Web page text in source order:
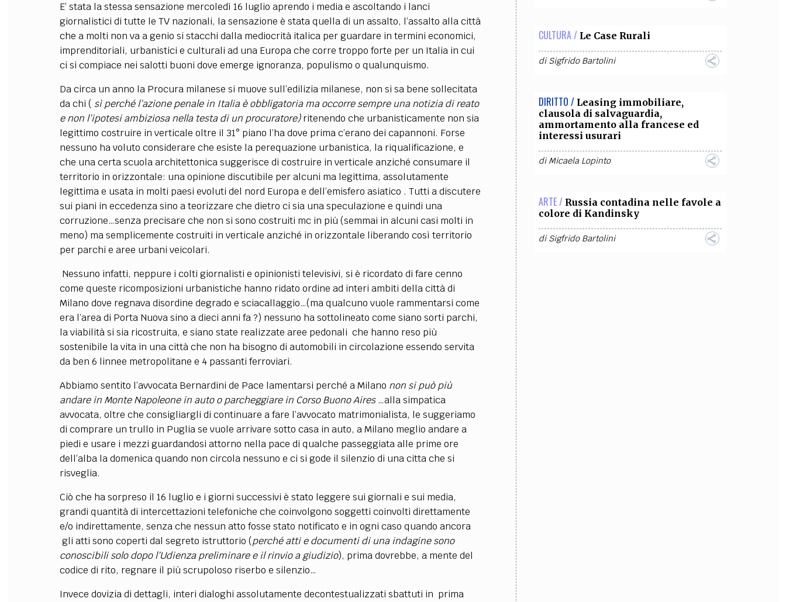
E’ stata la stessa sensazione mercoledì 16 luglio aprendo i media e ascoltando i lanci
giornalistici di tutte le TV nazionali, la sensazione è stata quella di un assalto, l’assalto alla città
che a molti non va a genio si stacchi dalla mediocrità italica per guardare in termini economici,
imprenditoriali, urbanistici e culturali ad una Europa che corre troppo forte per un Italia in cui
ci si compiace nei salotti buoni dove emerge ignoranza, populismo o qualunquismo.
Da circa un anno la Procura milanese si muove sull’edilizia milanese, non si sa bene sollecitata
da chi ( sì perché l’azione penale in Italia è obbligatoria ma occorre sempre una notizia di reato
e non l’ipotesi ambiziosa nella testa di un procuratore)ritenendo che urbanisticamente non sia
legittimo costruire in verticale oltre il 31° piano l’ha dove prima c’erano dei capannoni. Forse
nessuno ha voluto considerare che esiste la perequazione urbanistica, la riqualificazione, e
che una certa scuola architettonica suggerisce di costruire in verticale anziché consumare il
territorio in orizzontale: una opinione discutibile per alcuni ma legittima, assolutamente
legittima e usata in molti paesi evoluti del nord Europa e dell’emisfero asiatico . Tutti a discutere
sui piani in eccedenza sino a teorizzare che dietro ci sia una speculazione e quindi una
corruzione…senza precisare che non si sono costruiti mc in più (semmai in alcuni casi molti in
meno) ma semplicemente costruiti in verticale anziché in orizzontale liberando così territorio
per parchi e aree urbani veicolari.
Nessuno infatti, neppure i colti giornalisti e opinionisti televisivi, si è ricordato di fare cenno
come queste ricomposizioni urbanistiche hanno ridato ordine ad interi ambiti della città di
Milano dove regnava disordine degrado e sciacallaggio…(ma qualcuno vuole rammentarsi come
era l’area di Porta Nuova sino a dieci anni fa ?) nessuno ha sottolineato come siano sorti parchi,
la viabilità si sia ricostruita, e siano state realizzate aree pedonali che hanno reso più
sostenibile la vita in una città che non ha bisogno di automobili in circolazione essendo servita
da ben 6 linnee metropolitane e 4 passanti ferroviari.
Abbiamo sentito l’avvocata Bernardini de Pace lamentarsi perché a Milano non si può più
andare in Monte Napoleone in auto o parcheggiare in Corso Buono Aires…alla simpatica
avvocata, oltre che consigliargli di continuare a fare l’avvocato matrimonialista, le suggeriamo
di comprare un trullo in Puglia se vuole arrivare sotto casa in auto, a Milano meglio andare a
piedi e usare i mezzi guardandosi attorno nella pace di qualche passeggiata alle prime ore
dell’alba la domenica quando non circola nessuno e ci si gode il silenzio di una citta che si
risveglia.
Ciò che ha sorpreso il 16 luglio e i giorni successivi è stato leggere sui giornali e sui media,
grandi quantità di intercettazioni telefoniche che coinvolgono soggetti coinvolti direttamente
e/o indirettamente, senza che nessun atto fosse stato notificato e in ogni caso quando ancora
gli atti sono coperti dal segreto istruttorio (perché atti e documenti di una indagine sono
conoscibili solo dopo l’Udienza preliminare e il rinvio a giudizio), prima dovrebbe, a mente del
codice di rito, regnare il più scrupoloso riserbo e silenzio…
Invece dovizia di dettagli, interi dialoghi assolutamente decontestualizzati sbattuti in prima
CULTURA / Le Case Rurali
diSigfrido Bartolini
DIRITTO / Leasing immobiliare,
clausola di salvaguardia,
ammortamento alla francese ed
interessi usurari
diMicaela Lopinto
ARTE / Russia contadina nelle favole a
colore di Kandinsky
diSigfrido Bartolini